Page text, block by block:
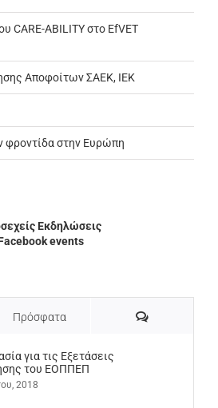
CARE-ABILITY στο EfVET
Αποφοίτων ΣΑΕΚ, ΙΕΚ
φροντίδα στην Ευρώπη
Εκδηλώσεις
events
Πρόσφατα Σχόλια
για τις Εξετάσεις
του ΕΟΠΠΕΠ
2018